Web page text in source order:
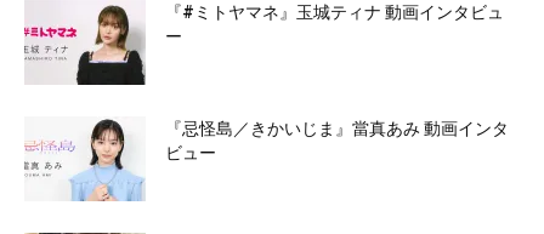
『#ミトヤマネ』玉城ティナ 動画インタビュ
ー
『忌怪島／きかいじま』當真あみ 動画インタ
ビュー